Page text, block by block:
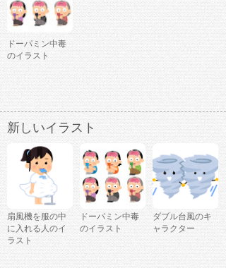
ドーパミン中毒
のイラスト
新しいイラスト
扇風機を服の中
に入れる人のイ
ラスト
ドーパミン中毒
のイラスト
ダブル台風のキ
ャラクター